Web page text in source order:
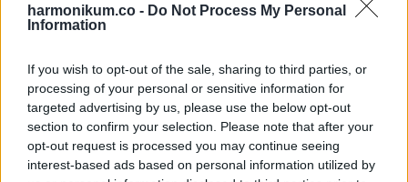
harmonikum.co - Do Not Process My Personal
Information
If you wish to opt-out of the sale, sharing to third parties, or
processing of your personal or sensitive information for
targeted advertising by us, please use the below opt-out
section to confirm your selection. Please note that after your
opt-out request is processed you may continue seeing
interest-based ads based on personal information utilized by